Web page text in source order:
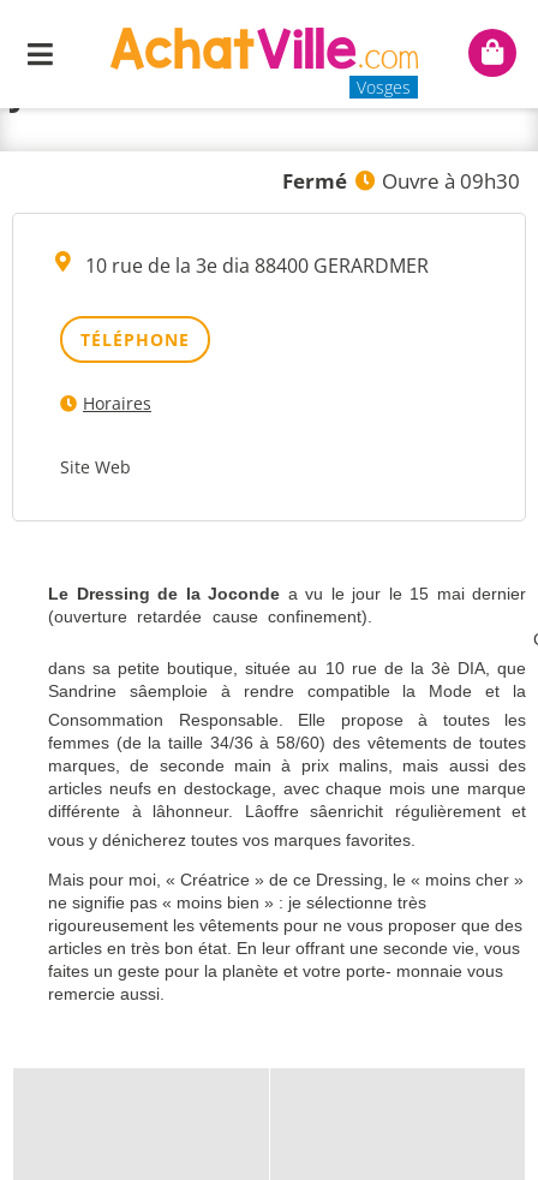
Menu
Vosges
Mon
LE DRESSING DE LA
Fermé Ouvre à 09h30
10 rue de la 3e dia 88400 GERARDMER
TÉLÉPHONE
Horaires
Site Web
Le Dressing de la Joconde a vu le jour le 15 mai dernier
(ouverture retardée cause confinement).
dans sa petite boutique, situéeau 10 rue de la 3è DIA, que
Sandrine sâemploie à rendre compatible la Mode et la
Consommation Responsable. Elle propose à toutes les
femmes (de la taille 34/36 à 58/60) des vêtements de toutes
marques, de seconde main à prix malins, mais aussi des
articles neufs en destockage, avec chaque mois une marque
différente à lâhonneur. Lâoffre sâenrichit régulièrement et
vous y dénicherez toutes vos marques favorites.
Mais pour moi, « Créatrice » de ce Dressing, le « moins cher »
ne signifie pas « moins bien » : je sélectionne très
rigoureusement les vêtements pour ne vous proposer que des
articles en très bon état. En leur offrant une seconde vie, vous
faites un geste pour la planète et votre porte- monnaie vous
remercie aussi.